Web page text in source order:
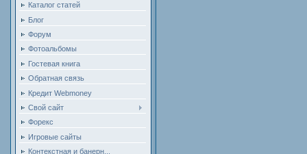
Каталог статей
Блог
Форум
Фотоальбомы
Гостевая книга
Обратная связь
Кредит Webmoney
Свой сайт
Форекс
Игровые сайты
Контекстная и банерн...